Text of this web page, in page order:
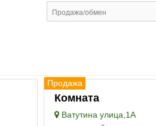
Продажа
Комната
Ватутина улица,1А